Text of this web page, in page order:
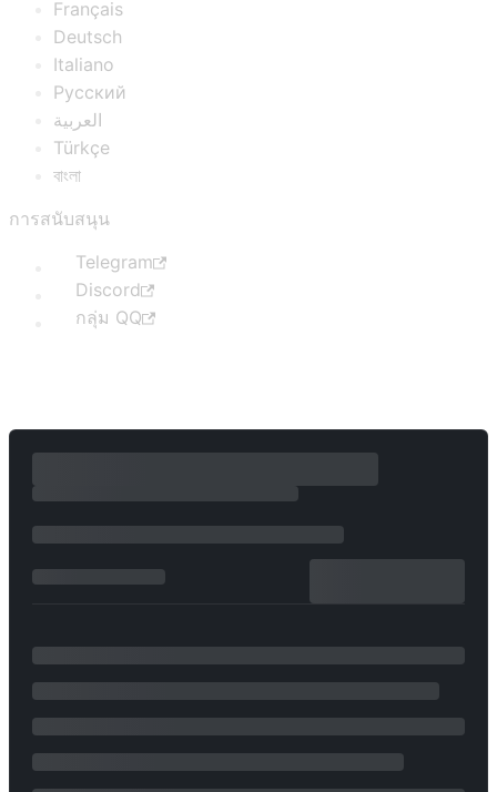
Français
Deutsch
Italiano
Русский
العربية
Türkçe
বাংলা
การสนับสนุน
Telegram
Discord
กลุ่ม QQ